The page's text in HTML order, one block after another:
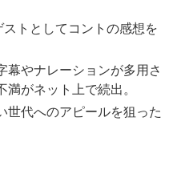
トとしてコントの感想を
幕やナレーションが多用さ
がネット上で続出。
世代へのアピールを狙った